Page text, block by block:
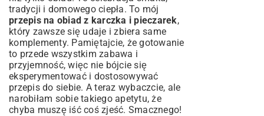
tradycji i domowego ciepła. To mój
przepis na obiad z karczka i pieczarek,
który zawsze się udaje i zbiera same
komplementy. Pamiętajcie, że gotowanie
to przede wszystkim zabawa i
przyjemność, więc nie bójcie się
eksperymentować i dostosowywać
przepis do siebie. A teraz wybaczcie, ale
narobiłam sobie takiego apetytu, że
chyba muszę iść coś zjeść. Smacznego!